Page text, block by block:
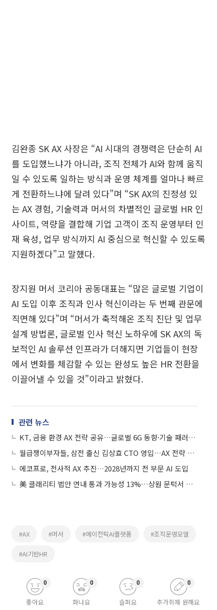
김완종 SK AX 사장은 “AI 시대의 경쟁력은 단순히 AI
를 도입했느냐가 아니라, 조직 전체가 AI와 함께 움직
일 수 있도록 일하는 방식과 운영 체계를 얼마나 빠르
게 전환하느냐에 달려 있다”며 “SK AX의 진정성 있
는 AX 경험, 기술력과 머서의 차별적인 글로벌 HR 인
사이트, 역량을 결합해 기업 고객이 조직 운영부터 인
재 육성, 업무 방식까지 AI 중심으로 혁신할 수 있도록
지원하겠다”고 말했다.
장지원 머서 코리아 공동대표는 “많은 글로벌 기업이
AI 도입 이후 조직과 인사 혁신이라는 두 번째 관문에
직면해 있다”며 “머서가 축적해온 조직 진단 및 업무
설계 방법론, 글로벌 인사 혁신 노하우에 SK AX의 독
보적인 AI 솔루션 인프라가 더해지면 기업들이 현장
에서 변화를 체감할 수 있는 완성도 높은 HR 전환을
이끌어낼 수 있을 것”이라고 밝혔다.
관련 뉴스
KT, 금융 환경 AX 전략 공유…글로벌 6G 동향·기술 패러다임 변화 대응
월급쟁이부자들, 삼전 출신 김상효 CTO 영입…AX 전략 가속화
에코프로, 전사적 AX 추진…2028년까지 전 부문 AI 도입
美 클래리티 법안 연내 통과 가능성 13%…상원 문턱서 제동
#AX #머서 #에이전틱AI플랫폼 #조직운영모델
#AI기반HR
좋아요
0
화나요
0
슬퍼요
0
추가취재 원해요
0